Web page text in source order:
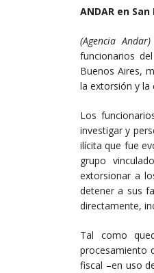
ANDAR en San
(Agencia Andar)
funcionarios
Buenos Aires,
la extorsión y la
Los
investigar y
ilícita que fue
grupo
extorsionar a
detener a sus
directamente,
Tal como
procesamiento
fiscal –en uso